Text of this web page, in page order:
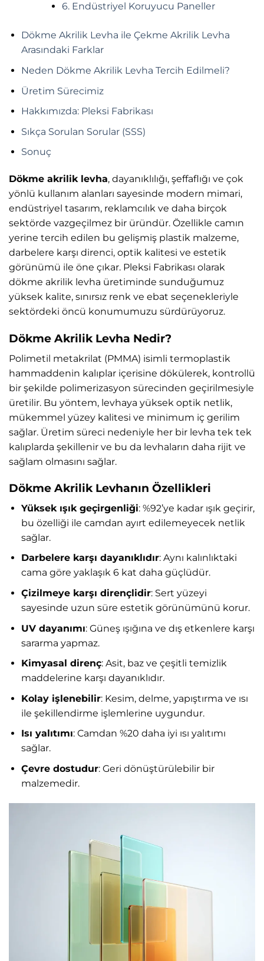
6. Endüstriyel Koruyucu Paneller
Dökme Akrilik Levha ile Çekme Akrilik Levha
Arasındaki Farklar
Neden Dökme Akrilik Levha Tercih Edilmeli?
Üretim Sürecimiz
Hakkımızda: Pleksi Fabrikası
Sıkça Sorulan Sorular (SSS)
Sonuç
Dökme akrilik levha, dayanıklılığı, şeffaflığı ve çok
yönlü kullanım alanları sayesinde modern mimari,
endüstriyel tasarım, reklamcılık ve daha birçok
sektörde vazgeçilmez bir üründür. Özellikle camın
yerine tercih edilen bu gelişmiş plastik malzeme,
darbelere karşı direnci, optik kalitesi ve estetik
görünümü ile öne çıkar. Pleksi Fabrikası olarak
dökme akrilik levha üretiminde sunduğumuz
yüksek kalite, sınırsız renk ve ebat seçenekleriyle
sektördeki öncü konumumuzu sürdürüyoruz.
Dökme Akrilik Levha Nedir?
Polimetil metakrilat (PMMA) isimli termoplastik
hammaddenin kalıplar içerisine dökülerek, kontrollü
bir şekilde polimerizasyon sürecinden geçirilmesiyle
üretilir. Bu yöntem, levhaya yüksek optik netlik,
mükemmel yüzey kalitesi ve minimum iç gerilim
sağlar. Üretim süreci nedeniyle her bir levha tek tek
kalıplarda şekillenir ve bu da levhaların daha rijit ve
sağlam olmasını sağlar.
Dökme Akrilik Levhanın Özellikleri
Yüksek ışık geçirgenliği: %92’ye kadar ışık geçirir,
bu özelliği ile camdan ayırt edilemeyecek netlik
sağlar.
Darbelere karşı dayanıklıdır: Aynı kalınlıktaki
cama göre yaklaşık 6 kat daha güçlüdür.
Çizilmeye karşı dirençlidir: Sert yüzeyi
sayesinde uzun süre estetik görünümünü korur.
UV dayanımı: Güneş ışığına ve dış etkenlere karşı
sararma yapmaz.
Kimyasal direnç: Asit, baz ve çeşitli temizlik
maddelerine karşı dayanıklıdır.
Kolay işlenebilir: Kesim, delme, yapıştırma ve ısı
ile şekillendirme işlemlerine uygundur.
Isı yalıtımı: Camdan %20 daha iyi ısı yalıtımı
sağlar.
Çevre dostudur: Geri dönüştürülebilir bir
malzemedir.